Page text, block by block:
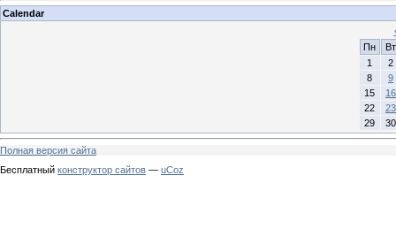
Calendar
Пн
Вт
1
2
8
9
15
16
22
23
29
30
Полная версия сайта
Бесплатный конструктор сайтов — uCoz